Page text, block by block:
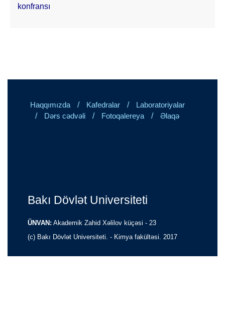
konfransı
Haqqımızda / Kafedralar / Laboratoriyalar
/ Dərs cədvəli / Fotoqalereya / Əlaqə
Bakı Dövlət Universiteti
ÜNVAN: Akademik Zahid Xəlilov küçəsi - 23
(c) Bakı Dövlət Universiteti. - Kimya fakültəsi. 2017